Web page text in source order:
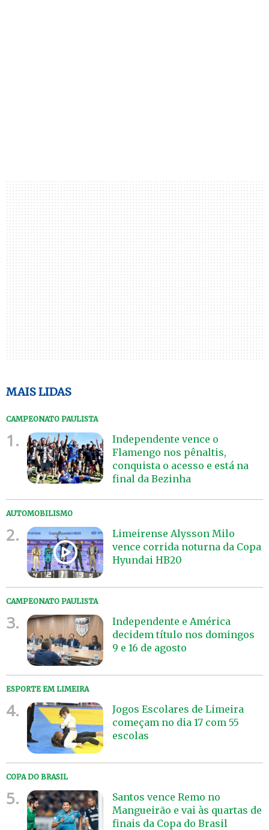
MAIS LIDAS
CAMPEONATO PAULISTA
1.
Independente vence o
Flamengo nos pênaltis,
conquista o acesso e está na
final da Bezinha
AUTOMOBILISMO
2.
Limeirense Alysson Milo
vence corrida noturna da Copa
Hyundai HB20
CAMPEONATO PAULISTA
3.
Independente e América
decidem título nos domingos
9 e 16 de agosto
ESPORTE EM LIMEIRA
4.
Jogos Escolares de Limeira
começam no dia 17 com 55
escolas
COPA DO BRASIL
5.
Santos vence Remo no
Mangueirão e vai às quartas de
finais da Copa do Brasil